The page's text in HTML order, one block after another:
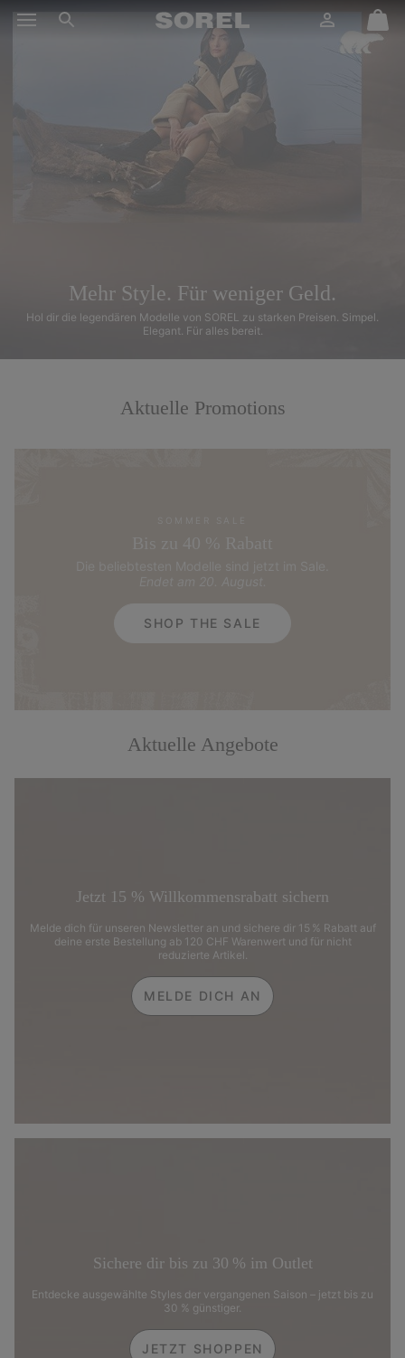
SOREL
AnmeldenMini
Cart
Mehr Style. Für weniger Geld.
Hol dir die legendären Modelle von SOREL zu starken Preisen. Simpel.
Elegant. Für alles bereit.
Aktuelle Promotions
SHOP THE SALE
Aktuelle Angebote
Jetzt 15 % Willkommensrabatt sichern
Melde dich für unseren Newsletter an und sichere dir 15 % Rabatt auf
deine erste Bestellung ab 120 CHF Warenwert und für nicht
reduzierte Artikel.
MELDE DICH AN
Sichere dir bis zu 30 % im Outlet
Entdecke ausgewählte Styles der vergangenen Saison – jetzt bis zu
30 % günstiger.
JETZT SHOPPEN